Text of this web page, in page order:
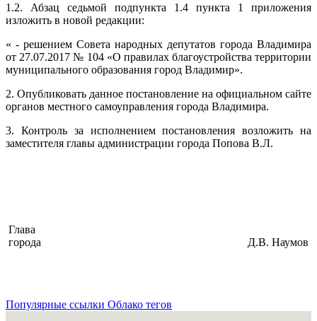
1.2. Абзац седьмой подпункта 1.4 пункта 1 приложения
изложить в новой редакции:
« - решением Совета народных депутатов города Владимира
от 27.07.2017 № 104 «О правилах благоустройства территории
муниципального образования город Владимир».
2. Опубликовать данное постановление на официальном сайте
органов местного самоуправления города Владимира.
3. Контроль за исполнением постановления возложить на
заместителя главы администрации города Попова В.Л.
Глава
города
Д.В. Наумов
Популярные ссылки Облако тегов